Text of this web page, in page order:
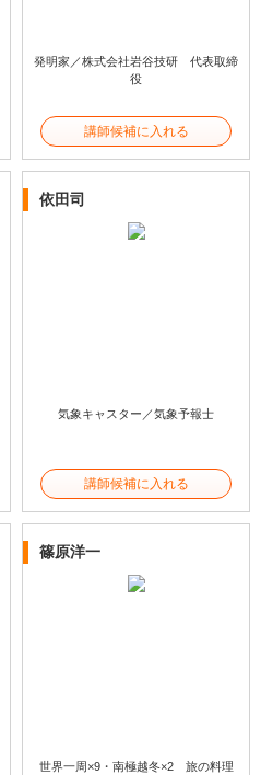
発明家／株式会社岩谷技研 代表取締
役
講師候補に入れる
依田司
気象キャスター／気象予報士
講師候補に入れる
篠原洋一
世界一周×9・南極越冬×2 旅の料理